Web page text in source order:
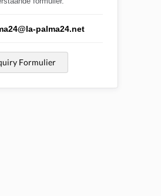
palma24.net
Formulier